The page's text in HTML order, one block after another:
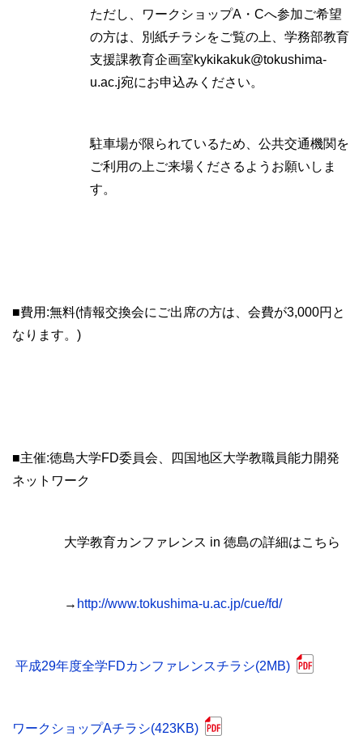
ただし、ワークショップA・Cへ参加ご希望
の方は、別紙チラシをご覧の上、学務部教育
支援課教育企画室kykikakuk@tokushima-
u.ac.j宛にお申込みください。
駐車場が限られているため、公共交通機関を
ご利用の上ご来場くださるようお願いしま
す。
■費用:無料(情報交換会にご出席の方は、会費が3,000円と
なります。)
■主催:徳島大学FD委員会、四国地区大学教職員能力開発
ネットワーク
大学教育カンファレンス in 徳島の詳細はこちら
→ http://www.tokushima-u.ac.jp/cue/fd/
平成29年度全学FDカンファレンスチラシ(2MB)
ワークショップAチラシ(423KB)